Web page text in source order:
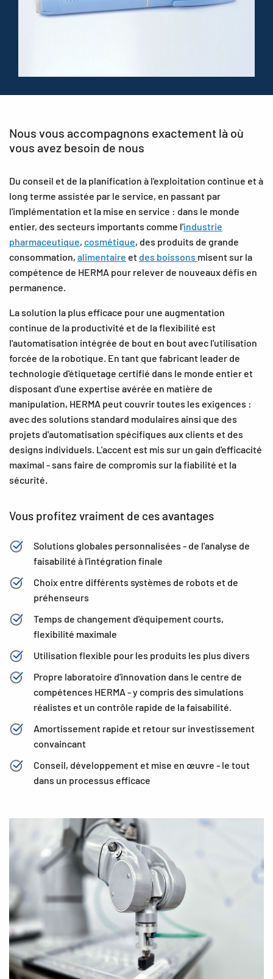
Nous vous accompagnons exactement là où
vous avez besoin de nous
Du conseil et de la planification à l'exploitation continue et à
long terme assistée par le service, en passant par
l'implémentation et la mise en service : dans le monde
entier, des secteurs importants comme l'industrie
pharmaceutique, cosmétique, des produits de grande
consommation, alimentaire et des boissons misent sur la
compétence de HERMA pour relever de nouveaux défis en
permanence.
La solution la plus efficace pour une augmentation
continue de la productivité et de la flexibilité est
l'automatisation intégrée de bout en bout avec l'utilisation
forcée de la robotique. En tant que fabricant leader de
technologie d'étiquetage certifié dans le monde entier et
disposant d'une expertise avérée en matière de
manipulation, HERMA peut couvrir toutes les exigences :
avec des solutions standard modulaires ainsi que des
projets d'automatisation spécifiques aux clients et des
designs individuels. L'accent est mis sur un gain d'efficacité
maximal - sans faire de compromis sur la fiabilité et la
sécurité.
Vous profitez vraiment de ces avantages
Solutions globales personnalisées - de l'analyse de
faisabilité à l'intégration finale
Choix entre différents systèmes de robots et de
préhenseurs
Temps de changement d'équipement courts,
flexibilité maximale
Utilisation flexible pour les produits les plus divers
Propre laboratoire d'innovation dans le centre de
compétences HERMA - y compris des simulations
réalistes et un contrôle rapide de la faisabilité.
Amortissement rapide et retour sur investissement
convaincant
Conseil, développement et mise en œuvre - le tout
dans un processus efficace